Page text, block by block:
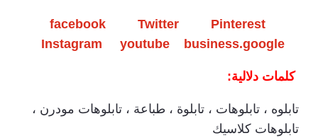
facebook Twitter
Pinterest
Instagram
youtube business.google
كلمات دلالية:
تابلوه ، تابلوهات ، تابلوة ، طباعة ، تابلوهات مودرن ،
تابلوهات كلاسيك